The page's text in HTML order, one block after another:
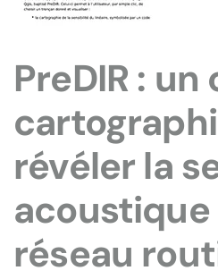
PreDIR : un
révéler la
acoustique
réseau